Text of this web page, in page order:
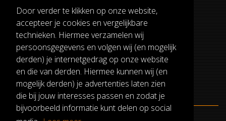
Door verder te klikken op onze website,
accepteer je cookies en vergelijkbare
technieken. Hiermee verzamelen wij
persoonsgegevens en volgen wij (en mogelijk
derden) je internetgedrag op onze website
en die van derden. Hiermee kunnen wij (en
mogelijk derden) je advertenties laten zien
die bij jouw interesses passen en zodat je
bijvoorbeeld informatie kunt delen op social
Dinsdag T/M Zaterdag
van 8:00-17:00
Verzenddagen
Dinsdag T/M Vrijdag
Pauze
12:30-13:00